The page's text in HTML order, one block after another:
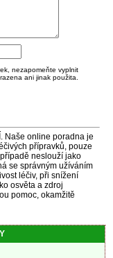
nezapomeňte vyplnit
ani jinak použita.
Naše online poradna je
přípravků, pouze
neslouží jako
se správným užíváním
léčiv, při snížení
osvěta a zdroj
pomoc, okamžitě